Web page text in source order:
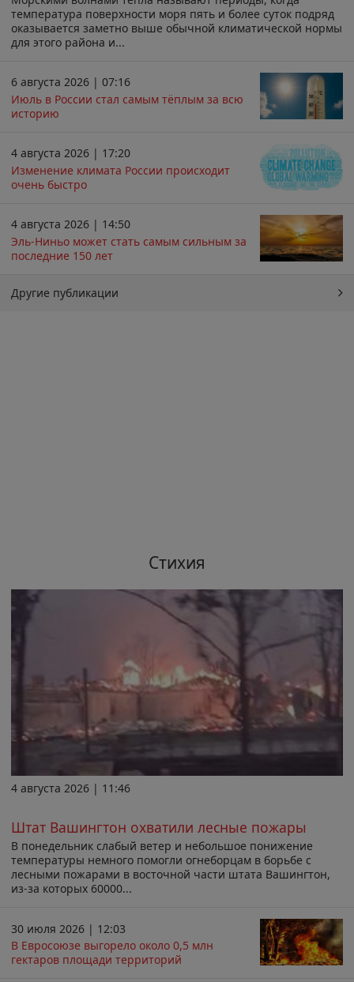
температура поверхности моря пять и более суток подряд
оказывается заметно выше обычной климатической нормы
для этого района и...
6 августа 2026 | 07:16
Июль в России стал самым тёплым за всю
историю
4 августа 2026 | 17:20
Изменение климата России происходит
очень быстро
4 августа 2026 | 14:50
Эль-Ниньо может стать самым сильным за
последние 150 лет
Другие публикации
Стихия
4 августа 2026 | 11:46
Штат Вашингтон охватили лесные пожары
В понедельник слабый ветер и небольшое понижение
температуры немного помогли огнеборцам в борьбе с
лесными пожарами в восточной части штата Вашингтон,
из-за которых 60000...
30 июля 2026 | 12:03
В Евросоюзе выгорело около 0,5 млн
гектаров площади территорий